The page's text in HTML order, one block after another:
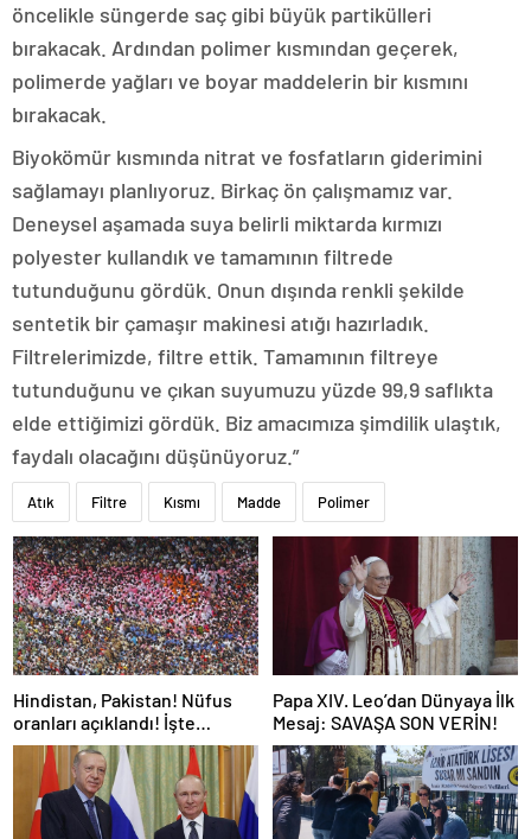
öncelikle süngerde saç gibi büyük partikülleri
bırakacak. Ardından polimer kısmından geçerek,
polimerde yağları ve boyar maddelerin bir kısmını
bırakacak.
Biyokömür kısmında nitrat ve fosfatların giderimini
sağlamayı planlıyoruz. Birkaç ön çalışmamız var.
Deneysel aşamada suya belirli miktarda kırmızı
polyester kullandık ve tamamının filtrede
tutunduğunu gördük. Onun dışında renkli şekilde
sentetik bir çamaşır makinesi atığı hazırladık.
Filtrelerimizde, filtre ettik. Tamamının filtreye
tutunduğunu ve çıkan suyumuzu yüzde 99,9 saflıkta
elde ettiğimizi gördük. Biz amacımıza şimdilik ulaştık,
faydalı olacağını düşünüyoruz.”
Atık Filtre Kısmı Madde Polimer
Hindistan, Pakistan! Nüfus
oranları açıklandı! İşte
Dünyanın en kalabalık ülkesi!
Dünya haritası ülkeler!
Papa XIV. Leo’dan Dünyaya İlk
Mesaj: SAVAŞA SON VERİN!